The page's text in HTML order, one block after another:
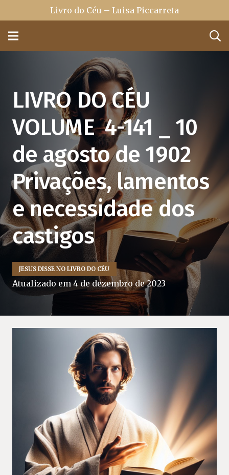
Livro do Céu – Luisa Piccarreta
LIVRO DO CÉU
VOLUME 4-141 _ 10
de agosto de 1902
Privações, lamentos
e necessidade dos
castigos
JESUS DISSE NO LIVRO DO CÉU
Atualizado em 4 de dezembro de 2023